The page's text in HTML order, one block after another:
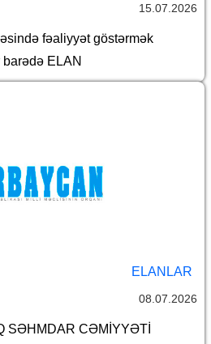
15.07.2026
fəaliyyət göstərmək
barədə ELAN
ELANLAR
08.07.2026
SƏHMDAR CƏMİYYƏTİ